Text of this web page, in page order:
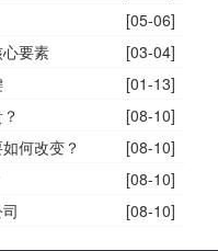
[05-06]
要素
[03-04]
[01-13]
[08-10]
何改变？
[08-10]
[08-10]
[08-10]